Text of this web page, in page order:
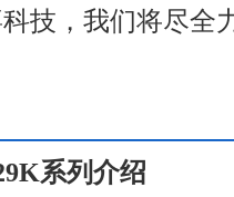
技，我们将尽全
系列介绍